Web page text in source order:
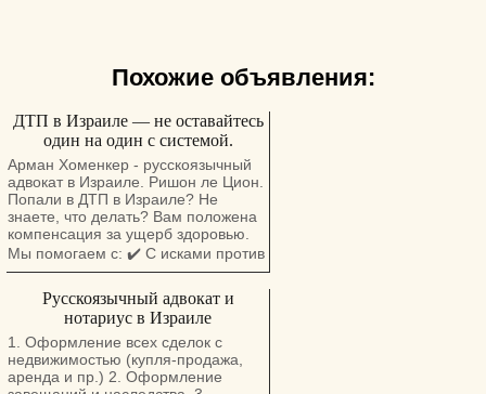
Похожие объявления:
ДТП в Израиле — не оставайтесь
один на один с системой.
Арман Хоменкер - русскоязычный
адвокат в Израиле. Ришон ле Цион.
Попали в ДТП в Израиле? Не
знаете, что делать? Вам положена
компенсация за ущерб здоровью.
Мы помогаем с: ✔️ С исками против
Получением компенсации за
физический и моральный ущерб.
Бесплатная консультация на
русском языке. Адвокат в Израиле с
опытом более 10 лет Ришон
леЦион, Герцель, 30. 4 этаж. Тел.:
Русскоязычный адвокат и
нотариус в Израиле
1. Оформление всех сделок с
недвижимостью (купля-продажа,
аренда и пр.) 2. Оформление